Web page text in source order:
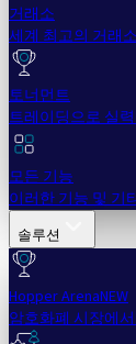
거래소
세계 최고의 거래
토너먼트
트레이딩으로 실
모든 기능
이러한 기능 및 기
솔루션
Hopper ArenaNEW
암호화폐 시장에